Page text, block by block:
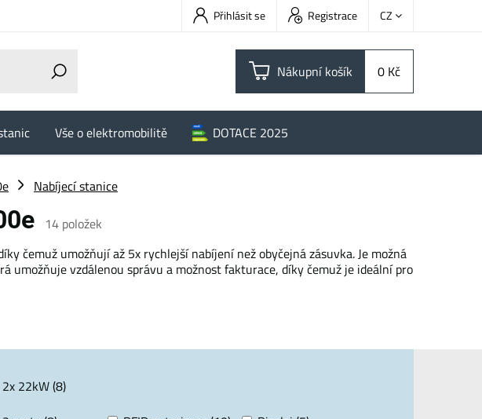
Přihlásit se Registrace CZ
Nákupní košík 0 Kč
Vše o elektromobilitě DOTACE 2025
Nabíjecí stanice
14 položek
čemuž umožňují až 5x rychlejší nabíjení než obyčejná zásuvka. Je možná
umožňuje vzdálenou správu a možnost fakturace, díky čemuž je ideální pro
2x 22kW (8)